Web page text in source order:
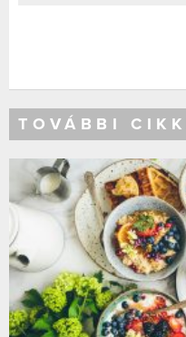
TOVÁBBI